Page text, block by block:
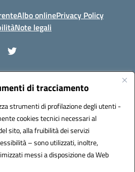
di tracciamento
strumenti di profilazione degli utenti -
cookies tecnici necessari al
sito, alla fruibilità dei servizi
– sono utilizzati, inoltre,
messi a disposizione da Web
Albo onlinePrivacy Policy
Note legali
Falcone n.20 - 91025 Marsala
tppm03000q@pec.istruzione.it